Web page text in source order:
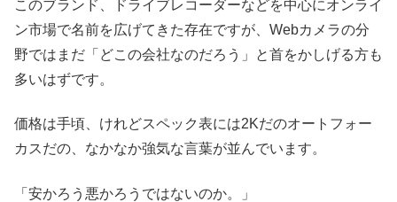
このブランド、ドライブレコーダーなどを中心にオンライ
ン市場で名前を広げてきた存在ですが、Webカメラの分
野ではまだ「どこの会社なのだろう」と首をかしげる方も
多いはずです。
価格は手頃、けれどスペック表には2Kだのオートフォー
カスだの、なかなか強気な言葉が並んでいます。
「安かろう悪かろうではないのか。」